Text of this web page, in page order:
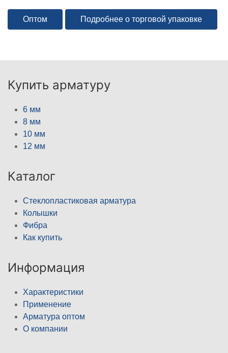
Оптом Подробнее о торговой упаковке
Купить арматуру
6 мм
8 мм
10 мм
12 мм
Каталог
Стеклопластиковая арматура
Колышки
Фибра
Как купить
Информация
Характеристики
Применение
Арматура оптом
О компании